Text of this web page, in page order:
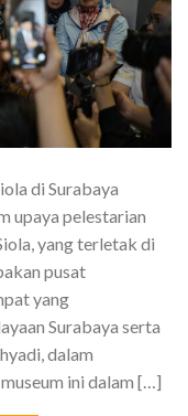
di Surabaya
upaya pelestarian
yang terletak di
pusat
yang
Surabaya serta
dalam
ini dalam […]